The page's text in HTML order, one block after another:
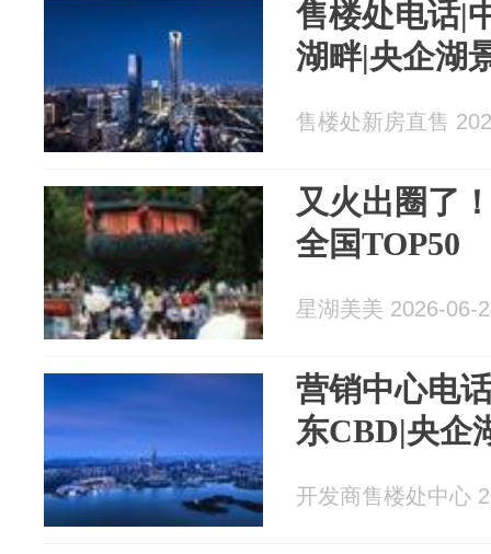
售楼处电话|
湖畔|央企湖
售楼处新房直售
又火出圈了
全国TOP50
星湖美美 2026-06-
营销中心电
东CBD|央企
开发商售楼处中心